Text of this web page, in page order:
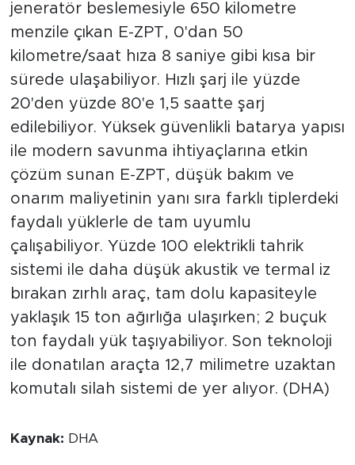
jeneratör beslemesiyle 650 kilometre
menzile çıkan E-ZPT, 0'dan 50
kilometre/saat hıza 8 saniye gibi kısa bir
sürede ulaşabiliyor. Hızlı şarj ile yüzde
20'den yüzde 80'e 1,5 saatte şarj
edilebiliyor. Yüksek güvenlikli batarya yapısı
ile modern savunma ihtiyaçlarına etkin
çözüm sunan E-ZPT, düşük bakım ve
onarım maliyetinin yanı sıra farklı tiplerdeki
faydalı yüklerle de tam uyumlu
çalışabiliyor. Yüzde 100 elektrikli tahrik
sistemi ile daha düşük akustik ve termal iz
bırakan zırhlı araç, tam dolu kapasiteyle
yaklaşık 15 ton ağırlığa ulaşırken; 2 buçuk
ton faydalı yük taşıyabiliyor. Son teknoloji
ile donatılan araçta 12,7 milimetre uzaktan
komutalı silah sistemi de yer alıyor. (DHA)
Kaynak: DHA